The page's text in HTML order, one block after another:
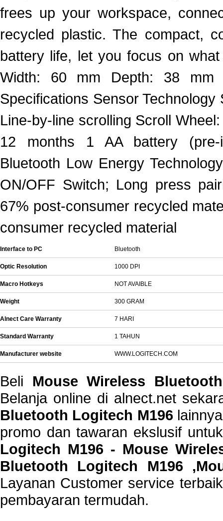
frees up your workspace,
recycled plastic. The compact,
battery life, let you focus on
Width: 60 mm Depth: 38 mm
Specifications Sensor
Line-by-line scrolling Scroll
12 months 1 AA battery (pre-
Bluetooth Low Energy
ON/OFF Switch; Long press
67% post-consumer recycled
consumer recycled material
Interface to PC Bluetooth
Optic Resolution 1000 DPI
Macro Hotkeys NOT AVAIBLE
Weight 300 GRAM
Alnect Care Warranty 7 HARI
Standard Warranty 1 TAHUN
Manufacturer website WWW.LOGITECH.COM
Beli Mouse Wireless
Belanja online di alnect.net
Bluetooth Logitech M196
promo dan tawaran ekslusif
Logitech M196 - Mouse
Bluetooth Logitech M196
Layanan Customer service
pembayaran termudah.